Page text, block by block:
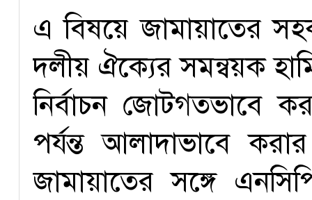
এ বিষয়ে জামায়াতের
দলীয় ঐক্যের সমন্বয়ক
নির্বাচন জোটগতভাবে
পর্যন্ত আলাদাভাবে
জামায়াতের সঙ্গে